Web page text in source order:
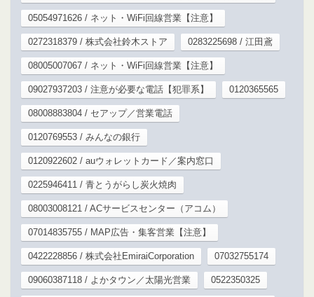
05054971626 / ネット・WiFi回線営業【注意】
0272318379 / 株式会社鈴木ストア 0283225698 / 江田鳶
08005007067 / ネット・WiFi回線営業【注意】
09027937203 / 注意が必要な電話【犯罪系】 0120365565
08008883804 / セアップ／営業電話
0120769553 / みんなの銀行
0120922602 / auウォレットカード／案内窓口
0225946411 / 青とうがらし炭火焼肉
08003008121 / ACサービスセンター（アコム）
07014835755 / MAP広告・集客営業【注意】
0422228856 / 株式会社EmiraiCorporation 07032755174
09060387118 / よかタウン／太陽光営業 0522350325